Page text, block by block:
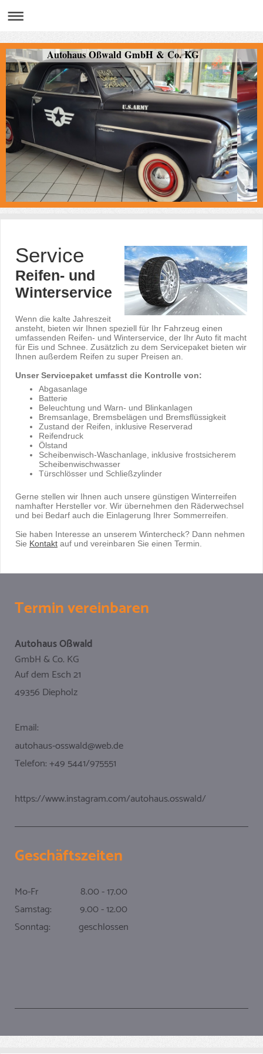
Autohaus Oßwald GmbH & Co. KG
Service
Reifen- und
Winterservice
Wenn die kalte Jahreszeit
ansteht, bieten wir Ihnen speziell für Ihr Fahrzeug einen
umfassenden Reifen- und Winterservice, der Ihr Auto fit macht
für Eis und Schnee. Zusätzlich zu dem Servicepaket bieten wir
Ihnen außerdem Reifen zu super Preisen an.
Unser Servicepaket umfasst die Kontrolle von:
Abgasanlage
Batterie
Beleuchtung und Warn- und Blinkanlagen
Bremsanlage, Bremsbelägen und Bremsflüssigkeit
Zustand der Reifen, inklusive Reserverad
Reifendruck
Ölstand
Scheibenwisch-Waschanlage, inklusive frostsicherem
Scheibenwischwasser
Türschlösser und Schließzylinder
Gerne stellen wir Ihnen auch unsere günstigen Winterreifen
namhafter Hersteller vor. Wir übernehmen den Räderwechsel
und bei Bedarf auch die Einlagerung Ihrer Sommerreifen.
Sie haben Interesse an unserem Wintercheck? Dann nehmen
Sie Kontakt auf und vereinbaren Sie einen Termin.
Termin vereinbaren
Autohaus Oßwald
GmbH & Co. KG
Auf dem Esch 21
49356 Diepholz
Email:
autohaus-osswald@web.de
Telefon: +49 5441/975551
https://www.instagram.com/autohaus.osswald/
Geschäftszeiten
Mo-Fr 8.00 - 17.00
Samstag: 9.00 - 12.00
Sonntag: geschlossen